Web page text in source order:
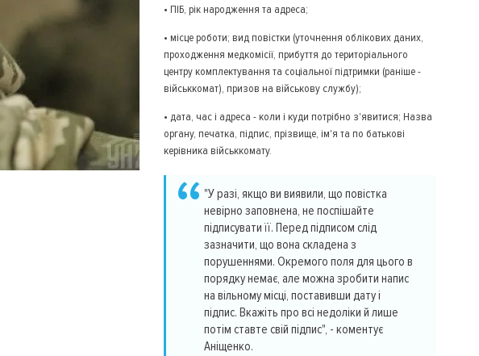
• ПІБ, рік народження та адреса;
• місце роботи; вид повістки (уточнення облікових даних,
проходження медкомісії, прибуття до територіального
центру комплектування та соціальної підтримки (раніше -
військкомат), призов на військову службу);
• дата, час і адреса - коли і куди потрібно з'явитися; Назва
органу, печатка, підпис, прізвище, ім'я та по батькові
керівника військкомату.
"У разі, якщо ви виявили, що повістка
невірно заповнена, не поспішайте
підписувати її. Перед підписом слід
зазначити, що вона складена з
порушеннями. Окремого поля для цього в
порядку немає, але можна зробити напис
на вільному місці, поставивши дату і
підпис. Вкажіть про всі недоліки й лише
потім ставте свій підпис", - коментує
Аніщенко.